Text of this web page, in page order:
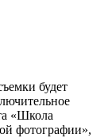
будет
«Школа
фотографии»,